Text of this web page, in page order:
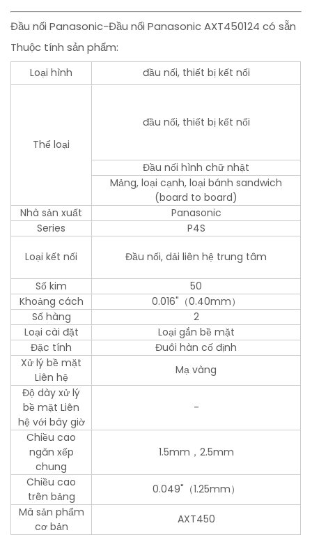
Đầu nối Panasonic-Đầu nối Panasonic AXT450124 có sẵn
Thuộc tính sản phẩm:
Loại hình đầu nối, thiết bị kết nối
Thể loại
đầu nối, thiết bị kết nối
Đầu nối hình chữ nhật
Mảng, loại cạnh, loại bánh sandwich
(board to board)
Nhà sản xuất
Panasonic
Series
P4S
Loại kết nối Đầu nối, dải liên hệ trung tâm
Số kim
50
Khoảng cách
0.016"（0.40mm）
Số hàng
2
Loại cài đặt
Loại gắn bề mặt
Đặc tính
Đuôi hàn cố định
Xử lý bề mặt
Liên hệ
Mạ vàng
Độ dày xử lý
bề mặt Liên
hệ với bây giờ
-
Chiều cao
ngăn xếp
chung
1.5mm，2.5mm
Chiều cao
trên bảng
0.049"（1.25mm）
Mã sản phẩm
cơ bản
AXT450